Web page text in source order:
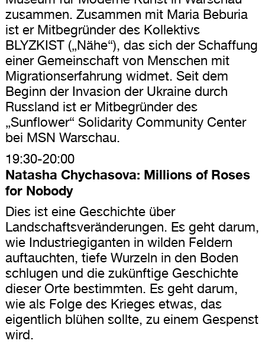
zusammen. Zusammen mit Maria Beburia
ist er Mitbegründer des Kollektivs
BLYZKIST („Nähe“), das sich der Schaffung
einer Gemeinschaft von Menschen mit
Migrationserfahrung widmet. Seit dem
Beginn der Invasion der Ukraine durch
Russland ist er Mitbegründer des
„Sunflower“ Solidarity Community Center
bei MSN Warschau.
19:30-20:00
Natasha Chychasova: Millions of Roses
for Nobody
Dies ist eine Geschichte über
Landschaftsveränderungen. Es geht darum,
wie Industriegiganten in wilden Feldern
auftauchten, tiefe Wurzeln in den Boden
schlugen und die zukünftige Geschichte
dieser Orte bestimmten. Es geht darum,
wie als Folge des Krieges etwas, das
eigentlich blühen sollte, zu einem Gespenst
wird.